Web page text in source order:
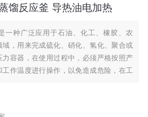
馏反应釜 导热油电加热
一种广泛应用于石油、化工、橡胶、农
，用来完成硫化、硝化、氢化、聚合或
容器，在使用过程中，必须严格按照产
作温度进行操作，以免造成危险，在工
性。